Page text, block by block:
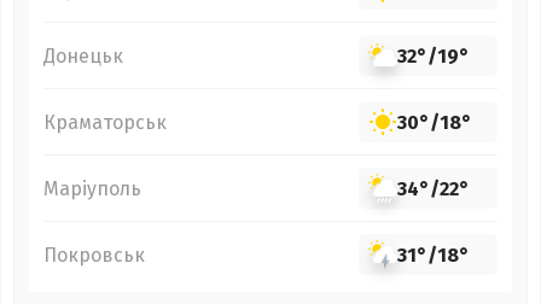
Донецьк 32°/19°
Краматорськ 30°/18°
Маріуполь 34°/22°
Покровськ 31°/18°